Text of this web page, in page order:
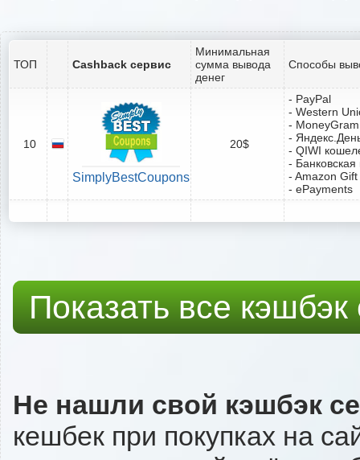
ТОП Cashback сервис
Минимальная
сумма вывода
денег
Способы
10
SimplyBestCoupons
20$
- PayPal
- Western
- MoneyGram
-
- QIWI
-
- Amazon
- ePayments
Показать все
Не нашли свой кэшбэк
кешбек при покупках на